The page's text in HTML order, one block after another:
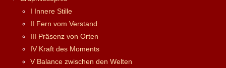
I Innere Stille
II Fern vom Verstand
III Präsenz von Orten
IV Kraft des Moments
V Balance zwischen den Welten